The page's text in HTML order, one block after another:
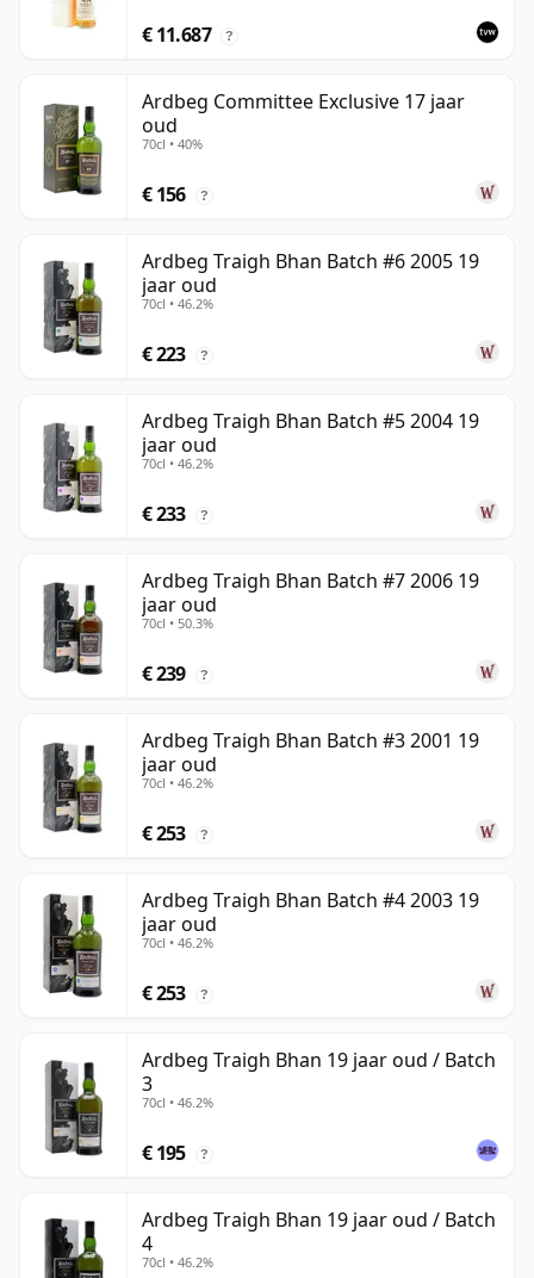
€ 11.687 ?
Ardbeg Committee Exclusive 17 jaar
oud
70cl • 40%
€ 156 ?
Ardbeg Traigh Bhan Batch #6 2005 19
jaar oud
70cl • 46.2%
€ 223 ?
Ardbeg Traigh Bhan Batch #5 2004 19
jaar oud
70cl • 46.2%
€ 233 ?
Ardbeg Traigh Bhan Batch #7 2006 19
jaar oud
70cl • 50.3%
€ 239 ?
Ardbeg Traigh Bhan Batch #3 2001 19
jaar oud
70cl • 46.2%
€ 253 ?
Ardbeg Traigh Bhan Batch #4 2003 19
jaar oud
70cl • 46.2%
€ 253 ?
Ardbeg Traigh Bhan 19 jaar oud / Batch
3
70cl • 46.2%
€ 195 ?
Ardbeg Traigh Bhan 19 jaar oud / Batch
4
70cl • 46.2%